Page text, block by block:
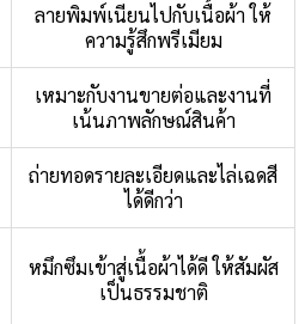
ลายพิมพ์เนียนไปกับเนื้อผ้า ให้
ความรู้สึกพรีเมียม
เหมาะกับงานขายต่อและงานที่
เน้นภาพลักษณ์สินค้า
ถ่ายทอดรายละเอียดและไล่เฉดสี
ได้ดีกว่า
หมึกซึมเข้าสู่เนื้อผ้าได้ดี ให้สัมผัส
เป็นธรรมชาติ